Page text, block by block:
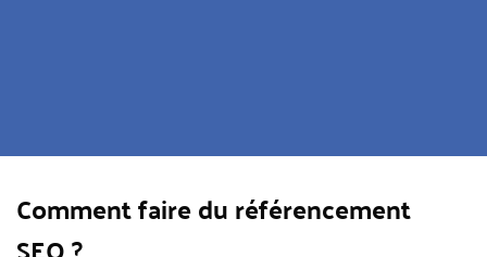
Comment faire du référencement